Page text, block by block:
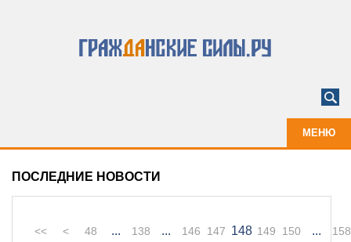
МЕНЮ
ПОСЛЕДНИЕ НОВОСТИ
<< < 48 ... 138 ... 146 147 148 149 150 ...
158